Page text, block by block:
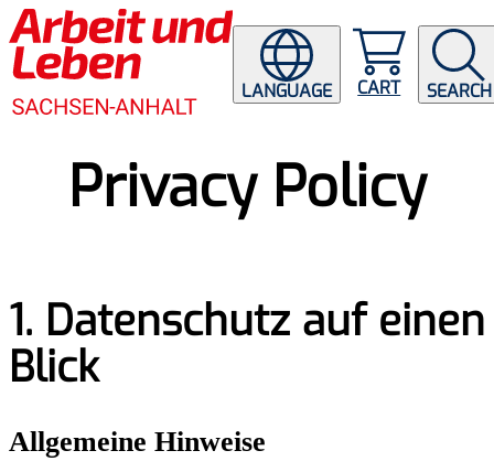
LANGUAGE CART SEARCH
Privacy Policy
1. Datenschutz auf einen
Blick
Allgemeine Hinweise